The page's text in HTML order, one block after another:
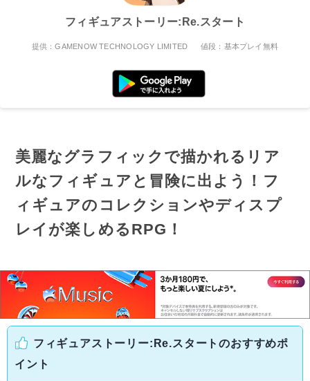
フィギュアストーリー:Re.スタート
提供：GAMENOW TECHNOLOGY LIMITED 値段：基本プレイ無料
美麗なグラフィックで描かれるリア
ルなフィギュアと冒険に出よう！フ
ィギュアのコレクションやディスプ
レイが楽しめるRPG！
フィギュアストーリー:Re.スタートのおすすめポ
イント